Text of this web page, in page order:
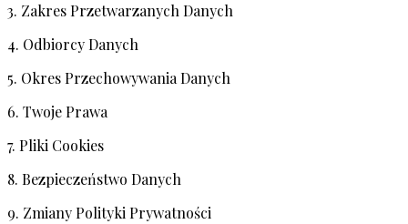
3. Zakres Przetwarzanych Danych
4. Odbiorcy Danych
5. Okres Przechowywania Danych
6. Twoje Prawa
7. Pliki Cookies
8. Bezpieczeństwo Danych
9. Zmiany Polityki Prywatności